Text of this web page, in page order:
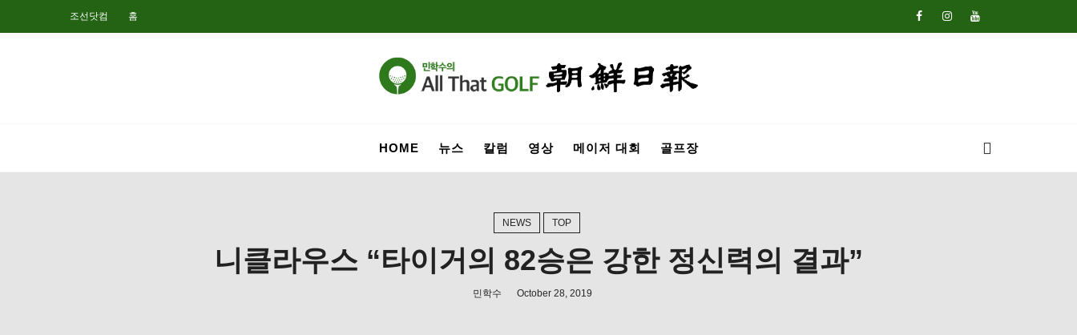
조선닷컴 홈
HOME 뉴스 칼럼 영상 메이저 대회 골프장
NEWS TOP
니클라우스 “타이거의 82승은 강한 정신력의 결과”
민학수 October 28, 2019